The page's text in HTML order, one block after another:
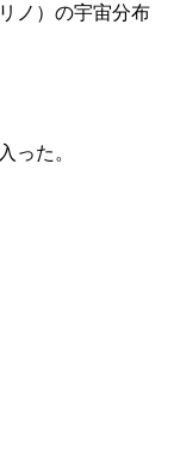
ノ）の宇宙分布
った。